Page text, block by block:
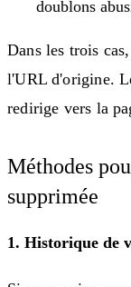
doublons
Dans les trois
l'URL d'origine.
redirige vers la
Méthodes
supprimée
1. Historique de